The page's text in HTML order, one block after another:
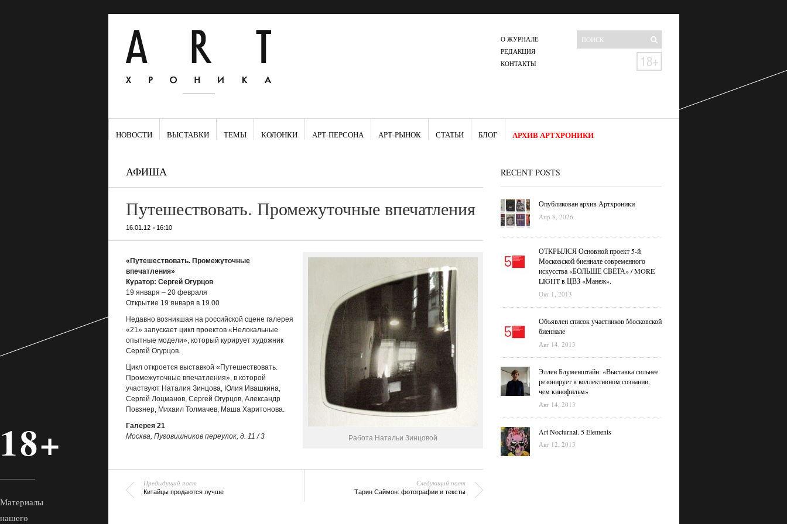
О ЖУРНАЛЕ
РЕДАКЦИЯ
КОНТАКТЫ
НОВОСТИ ВЫСТАВКИ ТЕМЫ КОЛОНКИ АРТ-ПЕРСОНА АРТ-РЫНОК СТАТЬИ БЛОГ АРХИВ АРТХРОНИКИ
АФИША
Путешествовать. Промежуточные впечатления
16.01.12• 16:10
Работа Натальи Зинцовой
«Путешествовать. Промежуточные
впечатления»
Куратор: Сергей Огурцов
19 января – 20 февраля
Открытие 19 января в 19.00
Недавно возникшая на российской сцене галерея
«21» запускает цикл проектов «Нелокальные
опытные модели», который курирует художник
Сергей Огурцов.
Цикл откроется выставкой «Путешествовать.
Промежуточные впечатления», в которой
участвуют Наталия Зинцова, Юлия Ивашкина,
Сергей Лоцманов, Сергей Огурцов, Александр
Повзнер, Михаил Толмачев, Маша Харитонова.
Галерея 21
Москва, Пуговишников переулок, д. 11 / 3
Предыдущий пост
Китайцы продаются лучше
Следующий пост
Тарин Саймон: фотографии и тексты
RECENT POSTS
Опубликован архив Артхроники
Апр 8, 2026
ОТКРЫЛСЯ Основной проект 5-й
Московской биеннале современного
искусства «БОЛЬШЕ СВЕТА» / MORE
LIGHT в ЦВЗ «Манеж».
Окт 1, 2013
Объявлен список участников Московской
биеннале
Авг 14, 2013
Эллен Блуменштайн: «Выставка сильнее
резонирует в коллективном сознании,
чем кинофильм»
Авг 14, 2013
Art Nocturnal. 5 Elements
Авг 12, 2013
18+
Материалы
нашего